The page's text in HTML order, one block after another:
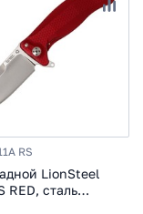
RS
LionSteel
RED, сталь